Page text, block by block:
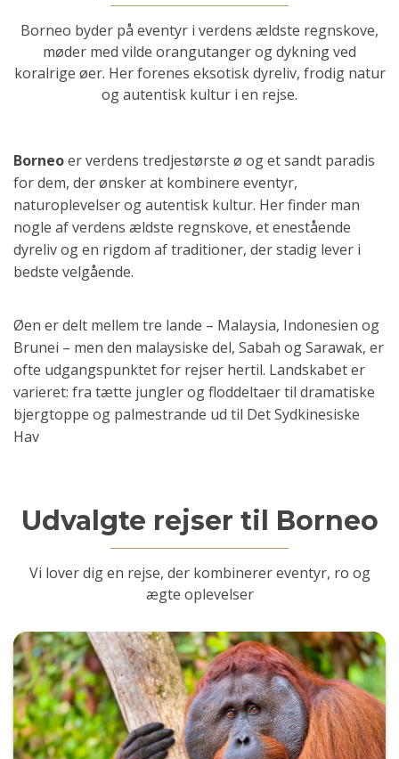
Borneo byder på eventyr i verdens ældste regnskove,
møder med vilde orangutanger og dykning ved
koralrige øer. Her forenes eksotisk dyreliv, frodig natur
og autentisk kultur i en rejse.
Borneoer verdens tredjestørste ø og et sandt paradis
for dem, der ønsker at kombinere eventyr,
naturoplevelser og autentisk kultur. Her finder man
nogle af verdens ældste regnskove, et enestående
dyreliv og en rigdom af traditioner, der stadig lever i
bedste velgående.
Øen er delt mellem tre lande – Malaysia, Indonesien og
Brunei – men den malaysiske del, Sabah og Sarawak, er
ofte udgangspunktet for rejser hertil. Landskabet er
varieret: fra tætte jungler og floddeltaer til dramatiske
bjergtoppe og palmestrande ud til Det Sydkinesiske
Hav
Udvalgte rejser til Borneo
Vi lover dig en rejse, der kombinerer eventyr, ro og
ægte oplevelser